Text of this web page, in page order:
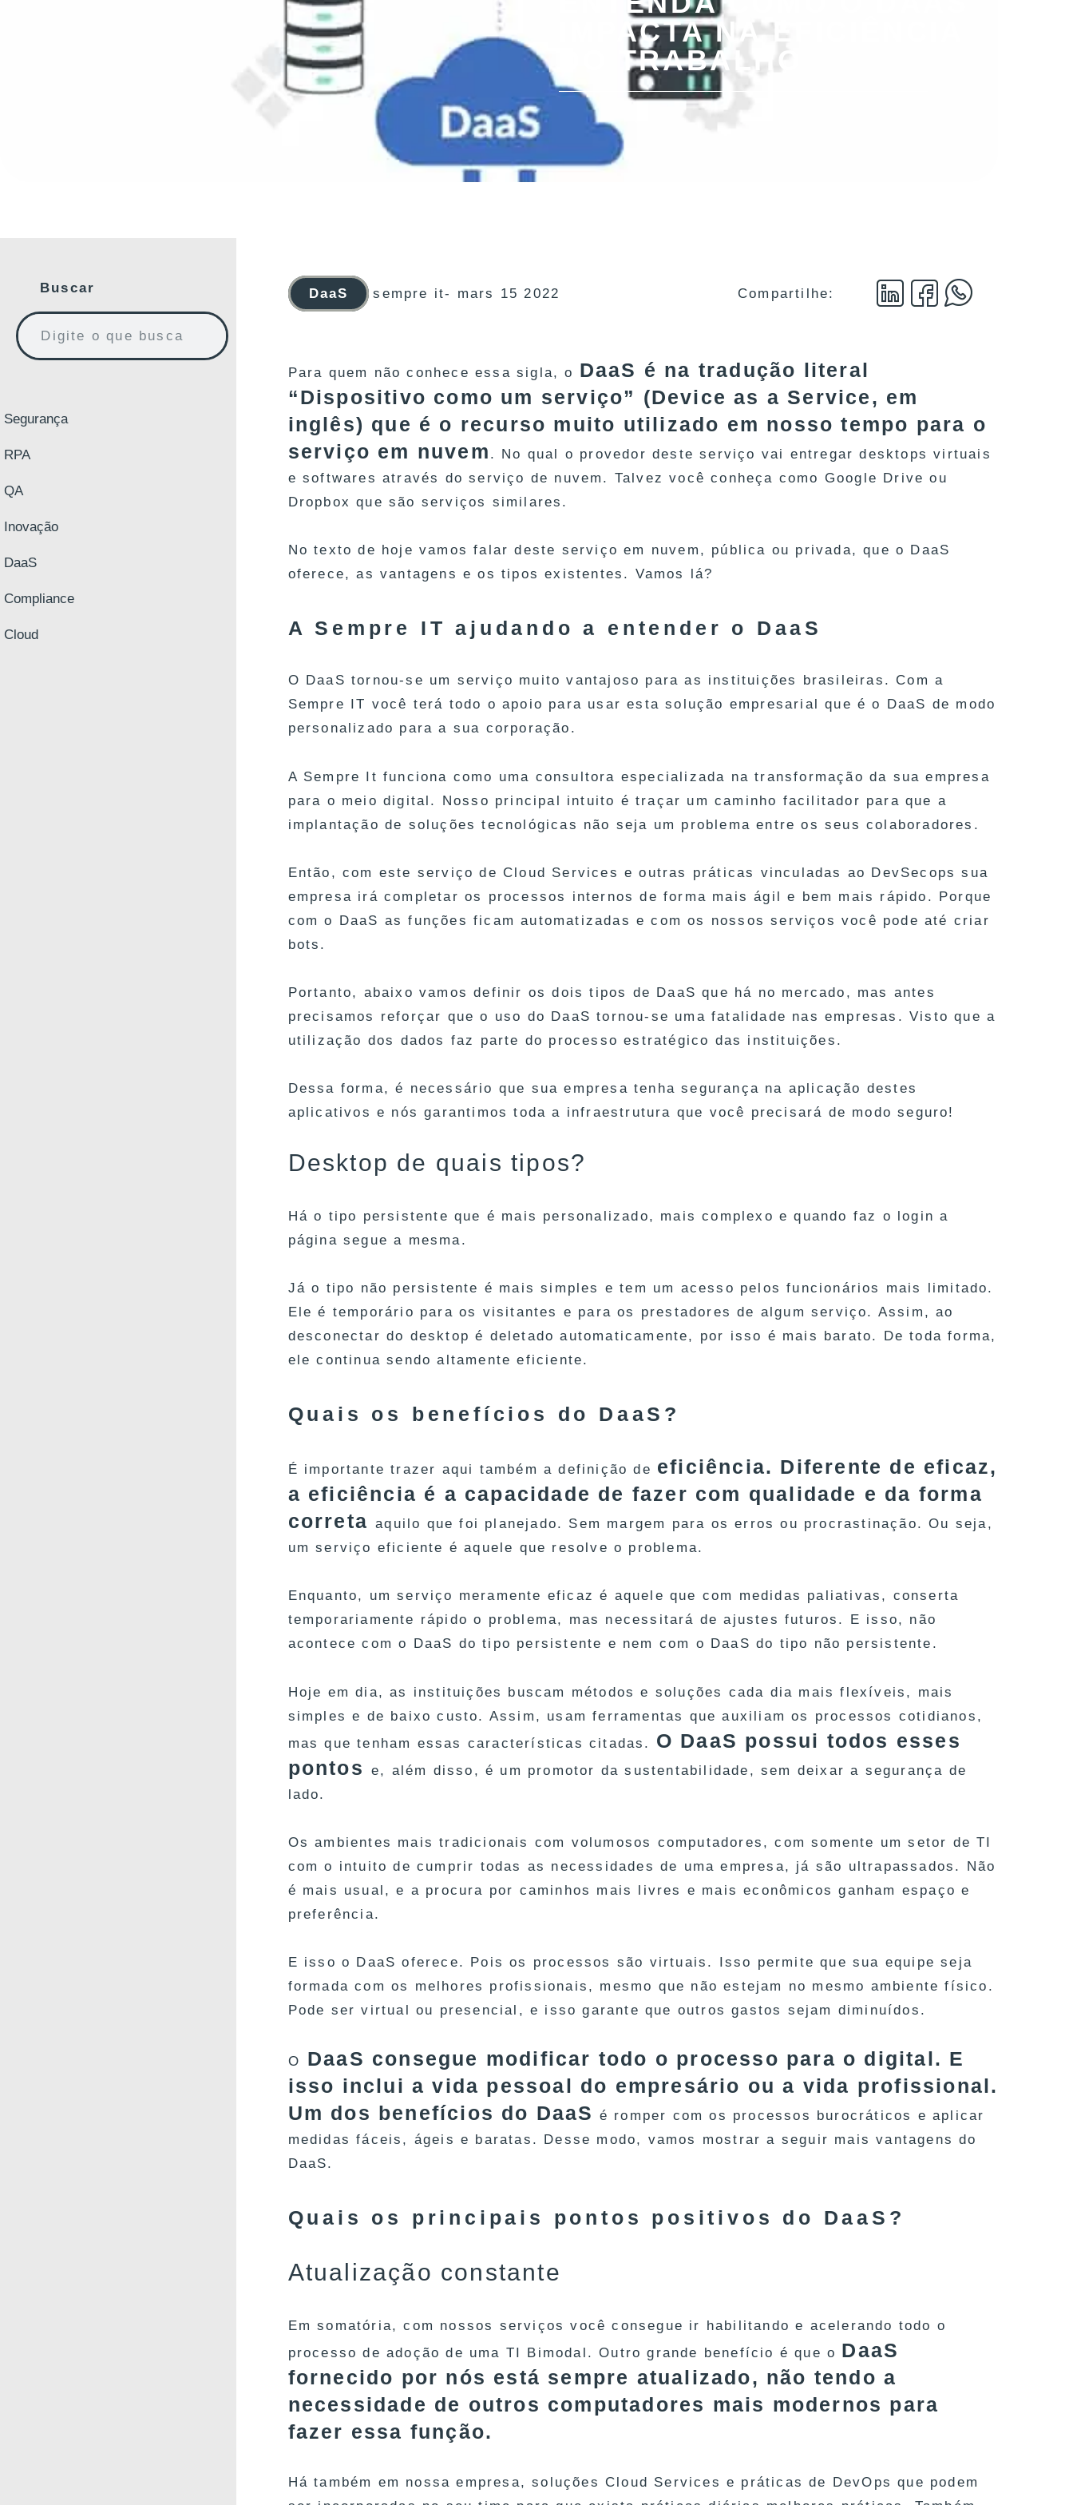
IMPACTA NA EFICIÊNCIA
DO TRABALHO
Buscar
Segurança
RPA
QA
Inovação
DaaS
Compliance
Cloud
DaaS sempre it- mars 15 2022 Compartilhe:
Para quem não conhece essa sigla, o DaaS é na tradução literal
“Dispositivo como um serviço” (Device as a Service, em
inglês) que é o recurso muito utilizado em nosso tempo para o
serviço em nuvem . No qual o provedor deste serviço vai entregar desktops virtuais
e softwares através do serviço de nuvem. Talvez você conheça como Google Drive ou
Dropbox que são serviços similares.
No texto de hoje vamos falar deste serviço em nuvem, pública ou privada, que o DaaS
oferece, as vantagens e os tipos existentes. Vamos lá?
A Sempre IT ajudando a entender o DaaS
O DaaS tornou-se um serviço muito vantajoso para as instituições brasileiras. Com a
Sempre IT você terá todo o apoio para usar esta solução empresarial que é o DaaS de modo
personalizado para a sua corporação.
A Sempre It funciona como uma consultora especializada na transformação da sua empresa
para o meio digital. Nosso principal intuito é traçar um caminho facilitador para que a
implantação de soluções tecnológicas não seja um problema entre os seus colaboradores.
Então, com este serviço de Cloud Services e outras práticas vinculadas ao DevSecops sua
empresa irá completar os processos internos de forma mais ágil e bem mais rápido. Porque
com o DaaS as funções ficam automatizadas e com os nossos serviços você pode até criar
bots.
Portanto, abaixo vamos definir os dois tipos de DaaS que há no mercado, mas antes
precisamos reforçar que o uso do DaaS tornou-se uma fatalidade nas empresas. Visto que a
utilização dos dados faz parte do processo estratégico das instituições.
Dessa forma, é necessário que sua empresa tenha segurança na aplicação destes
aplicativos e nós garantimos toda a infraestrutura que você precisará de modo seguro!
Desktop de quais tipos?
Há o tipo persistente que é mais personalizado, mais complexo e quando faz o login a
página segue a mesma.
Já o tipo não persistente é mais simples e tem um acesso pelos funcionários mais limitado.
Ele é temporário para os visitantes e para os prestadores de algum serviço. Assim, ao
desconectar do desktop é deletado automaticamente, por isso é mais barato. De toda forma,
ele continua sendo altamente eficiente.
Quais os benefícios do DaaS?
É importante trazer aqui também a definição de eficiência. Diferente de eficaz,
a eficiência é a capacidade de fazer com qualidade e da forma
corretaaquilo que foi planejado. Sem margem para os erros ou procrastinação. Ou seja,
um serviço eficiente é aquele que resolve o problema.
Enquanto, um serviço meramente eficaz é aquele que com medidas paliativas, conserta
temporariamente rápido o problema, mas necessitará de ajustes futuros. E isso, não
acontece com o DaaS do tipo persistente e nem com o DaaS do tipo não persistente.
Hoje em dia, as instituições buscam métodos e soluções cada dia mais flexíveis, mais
simples e de baixo custo. Assim, usam ferramentas que auxiliam os processos cotidianos,
mas que tenham essas características citadas. O DaaS possui todos esses
pontose, além disso, é um promotor da sustentabilidade, sem deixar a segurança de
lado.
Os ambientes mais tradicionais com volumosos computadores, com somente um setor de TI
com o intuito de cumprir todas as necessidades de uma empresa, já são ultrapassados. Não
é mais usual, e a procura por caminhos mais livres e mais econômicos ganham espaço e
preferência.
E isso o DaaS oferece. Pois os processos são virtuais. Isso permite que sua equipe seja
formada com os melhores profissionais, mesmo que não estejam no mesmo ambiente físico.
Pode ser virtual ou presencial, e isso garante que outros gastos sejam diminuídos.
O
DaaS consegue modificar todo o processo para o digital. E
isso inclui a vida pessoal do empresário ou a vida profissional.
Um dos benefícios do DaaS é romper com os processos burocráticos e aplicar
medidas fáceis, ágeis e baratas. Desse modo, vamos mostrar a seguir mais vantagens do
DaaS.
Quais os principais pontos positivos do DaaS?
Atualização constante
Em somatória, com nossos serviços você consegue ir habilitando e acelerando todo o
processo de adoção de uma TI Bimodal. Outro grande benefício é que o DaaS
fornecido por nós está sempre atualizado, não tendo a
necessidade de outros computadores mais modernos para
fazer essa função.
Há também em nossa empresa, soluções Cloud Services e práticas de DevOps que podem